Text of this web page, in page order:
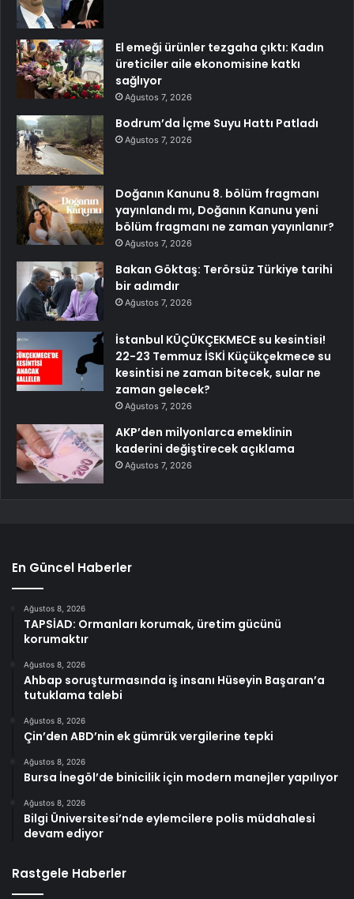
El emeği ürünler tezgaha çıktı: Kadın
üreticiler aile ekonomisine katkı
sağlıyor
Ağustos 7, 2026
Bodrum’da İçme Suyu Hattı Patladı
Ağustos 7, 2026
Doğanın Kanunu 8. bölüm fragmanı
yayınlandı mı, Doğanın Kanunu yeni
bölüm fragmanı ne zaman yayınlanır?
Ağustos 7, 2026
Bakan Göktaş: Terörsüz Türkiye tarihi
bir adımdır
Ağustos 7, 2026
İstanbul KÜÇÜKÇEKMECE su kesintisi!
22-23 Temmuz İSKİ Küçükçekmece su
kesintisi ne zaman bitecek, sular ne
zaman gelecek?
Ağustos 7, 2026
AKP’den milyonlarca emeklinin
kaderini değiştirecek açıklama
Ağustos 7, 2026
En Güncel Haberler
Ağustos 8, 2026
TAPSİAD: Ormanları korumak, üretim gücünü
korumaktır
Ağustos 8, 2026
Ahbap soruşturmasında iş insanı Hüseyin Başaran’a
tutuklama talebi
Ağustos 8, 2026
Çin’den ABD’nin ek gümrük vergilerine tepki
Ağustos 8, 2026
Bursa İnegöl’de binicilik için modern manejler yapılıyor
Ağustos 8, 2026
Bilgi Üniversitesi’nde eylemcilere polis müdahalesi
devam ediyor
Rastgele Haberler